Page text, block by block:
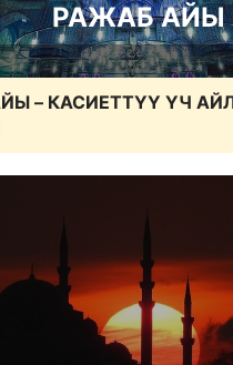
РАЖАБ АЙЫ
– КАСИЕТТҮҮ ҮЧ